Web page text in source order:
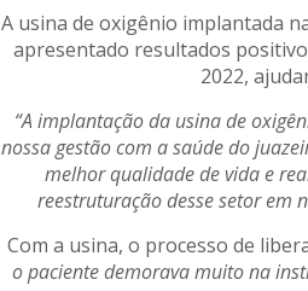
A usina de oxigênio implantada
apresentado resultados
2022,
“A implantação da usina de
nossa gestão com a saúde do
melhor qualidade de vida e
reestruturação desse setor em
Com a usina, o processo de
o paciente demorava muito na